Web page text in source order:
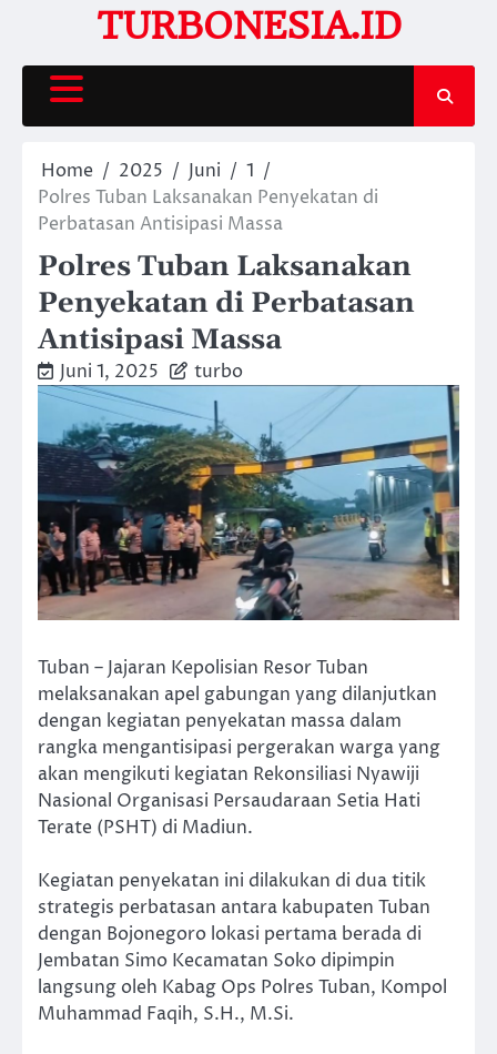
content
TURBONESIA.ID
Home 2025 Juni
1
Polres Tuban Laksanakan Penyekatan di
Perbatasan Antisipasi Massa
Polres Tuban Laksanakan
Penyekatan di Perbatasan
Antisipasi Massa
Juni 1, 2025 turbo
Tuban – Jajaran Kepolisian Resor Tuban
melaksanakan apel gabungan yang dilanjutkan
dengan kegiatan penyekatan massa dalam
rangka mengantisipasi pergerakan warga yang
akan mengikuti kegiatan Rekonsiliasi Nyawiji
Nasional Organisasi Persaudaraan Setia Hati
Terate (PSHT) di Madiun.
Kegiatan penyekatan ini dilakukan di dua titik
strategis perbatasan antara kabupaten Tuban
dengan Bojonegoro lokasi pertama berada di
Jembatan Simo Kecamatan Soko dipimpin
langsung oleh Kabag Ops Polres Tuban, Kompol
Muhammad Faqih, S.H., M.Si.